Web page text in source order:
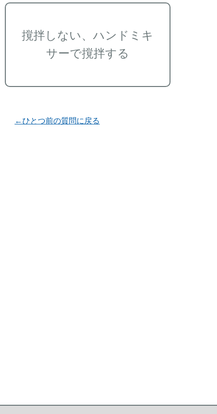
撹拌しない、ハンドミキ
サーで撹拌する
←ひとつ前の質問に戻る